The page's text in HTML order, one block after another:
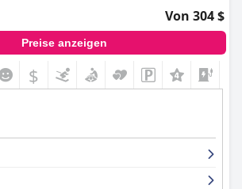
Von 304 $
Preise anzeigen
$